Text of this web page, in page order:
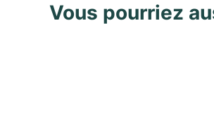
Vous pourriez